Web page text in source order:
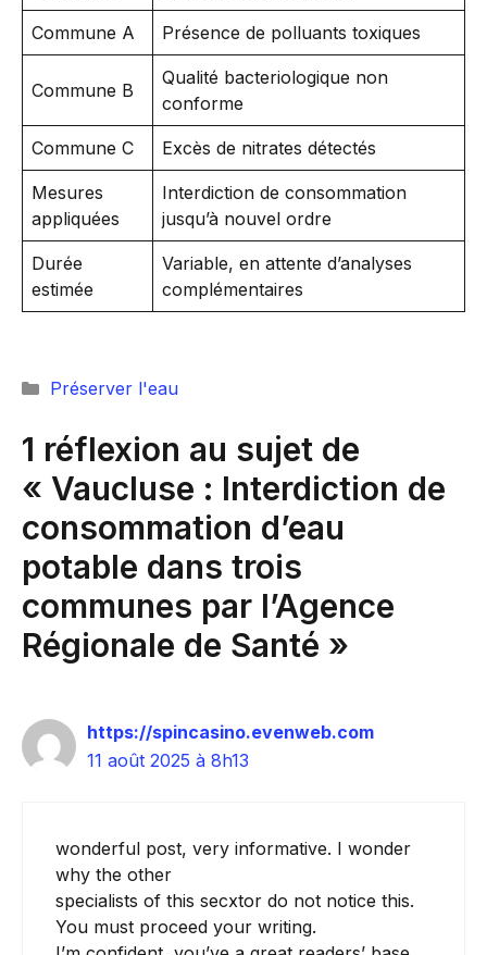
Commune A Présence de polluants toxiques
Commune B
Qualité bacteriologique non
conforme
Commune C Excès de nitrates détectés
Mesures
appliquées
Interdiction de consommation
jusqu’à nouvel ordre
Durée
estimée
Variable, en attente d’analyses
complémentaires
Catégories
Préserver l'eau
1 réflexion au sujet de
« Vaucluse : Interdiction de
consommation d’eau
potable dans trois
communes par l’Agence
Régionale de Santé »
https://spincasino.evenweb.com
11 août 2025 à 8h13
wonderful post, very informative. I wonder
why the other
specialists of this secxtor do not notice this.
You must proceed your writing.